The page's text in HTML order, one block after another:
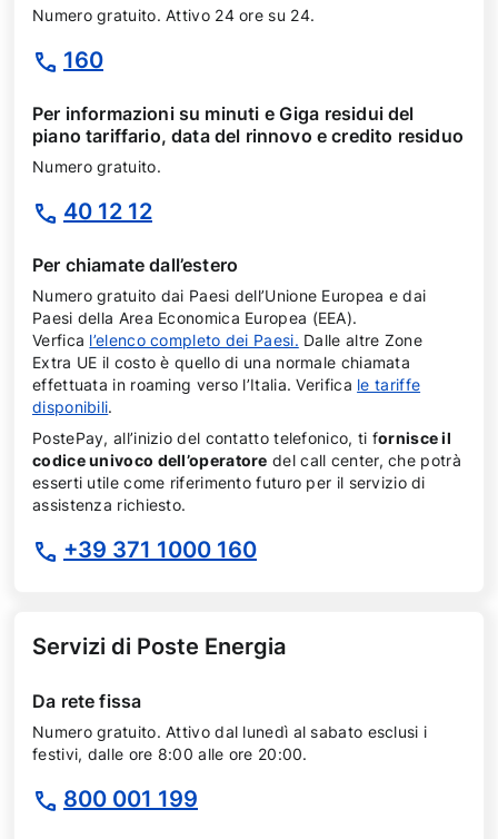
Numero gratuito. Attivo 24 ore su 24.
160
Per informazioni su minuti e Giga residui del
piano tariffario, data del rinnovo e credito residuo
Numero gratuito.
40 12 12
Per chiamate dall’estero
Numero gratuito dai Paesi dell’Unione Europea e dai
Paesi della Area Economica Europea (EEA).
Verfica l’elenco completo dei Paesi. Dalle altre Zone
Extra UE il costo è quello di una normale chiamata
effettuata in roaming verso l’Italia. Verifica le tariffe
disponibili.
PostePay, all’inizio del contatto telefonico, ti fornisce il
codice univoco dell’operatore del call center, che potrà
esserti utile come riferimento futuro per il servizio di
assistenza richiesto.
+39 371 1000 160
Servizi di Poste Energia
Da rete fissa
Numero gratuito. Attivo dal lunedì al sabato esclusi i
festivi, dalle ore 8:00 alle ore 20:00.
800 001 199